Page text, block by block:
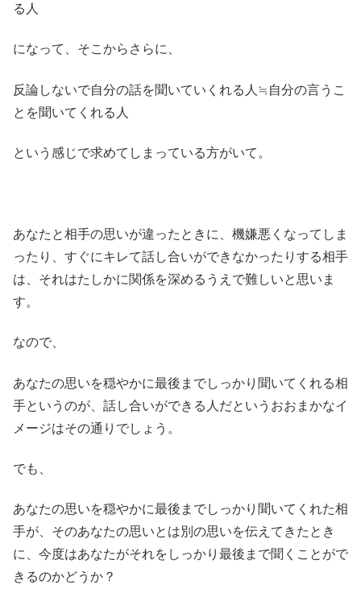
る人
になって、そこからさらに、
反論しないで自分の話を聞いていくれる人≒自分の言うこ
とを聞いてくれる人
という感じで求めてしまっている方がいて。
あなたと相手の思いが違ったときに、機嫌悪くなってしま
ったり、すぐにキレて話し合いができなかったりする相手
は、それはたしかに関係を深めるうえで難しいと思いま
す。
なので、
あなたの思いを穏やかに最後までしっかり聞いてくれる相
手というのが、話し合いができる人だというおおまかなイ
メージはその通りでしょう。
でも、
あなたの思いを穏やかに最後までしっかり聞いてくれた相
手が、そのあなたの思いとは別の思いを伝えてきたとき
に、今度はあなたがそれをしっかり最後まで聞くことがで
きるのかどうか？